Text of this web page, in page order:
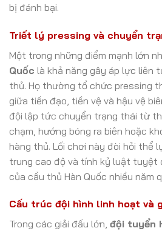
bị đánh bại.
Triết lý pressing và chuyển
Một trong những điểm mạnh lớn
Quốc là khả năng gây áp lực liên
thủ. Họ thường tổ chức pressing
giữa tiền đạo, tiền vệ và hậu vệ
đội lập tức chuyển trạng thái từ
chạm, hướng bóng ra biên hoặc
hàng thủ. Lối chơi này đòi hỏi thể
trung cao độ và tính kỷ luật tuyệt
của cầu thủ Hàn Quốc nhiều năm
Cấu trúc đội hình linh hoạt và
Trong các giải đấu lớn, đội tuyển